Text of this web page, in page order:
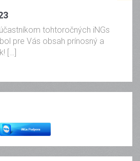
tohtoročných iNGs
pre Vás obsah prínosný a
[…]